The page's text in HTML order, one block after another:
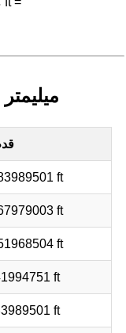
ft
ft
ft
ft
ft